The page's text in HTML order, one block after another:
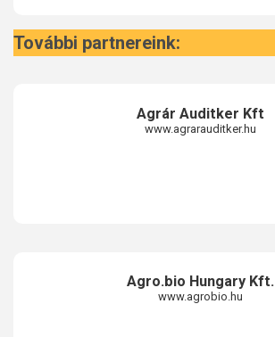
További partnereink:
Agrár Auditker Kft
www.agrarauditker.hu
Agro.bio Hungary Kft.
www.agrobio.hu